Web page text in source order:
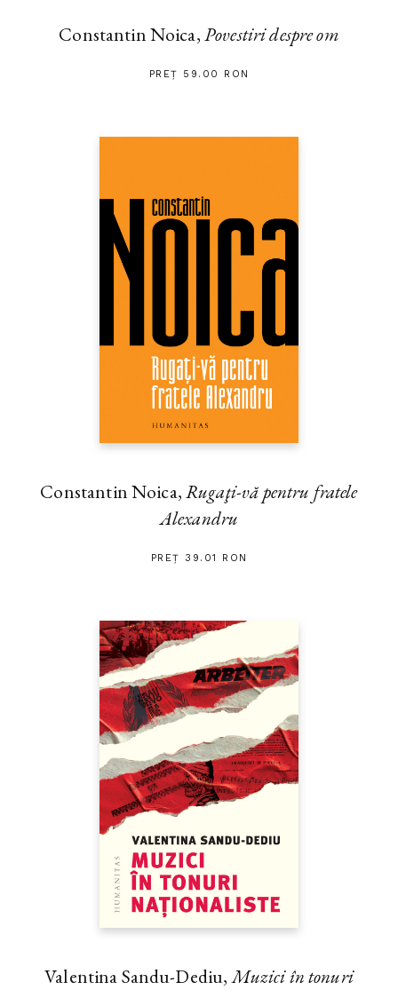
Constantin Noica,Povestiri despre om
PREȚ 59.00 RON
Constantin Noica,Rugaţi-vă pentru fratele
Alexandru
PREȚ 39.01 RON
Valentina Sandu-Dediu,Muzici în tonuri